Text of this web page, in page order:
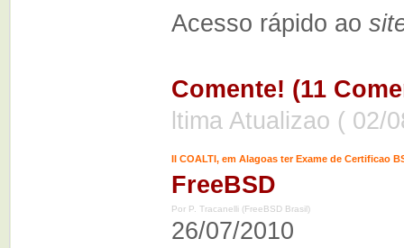
Acesso rápido ao
Comente! (11
ltima Atualizao ( 02/
II COALTI, em Alagoas ter Exame de Certificao
FreeBSD
Por P. Tracanelli (FreeBSD Brasil)
26/07/2010